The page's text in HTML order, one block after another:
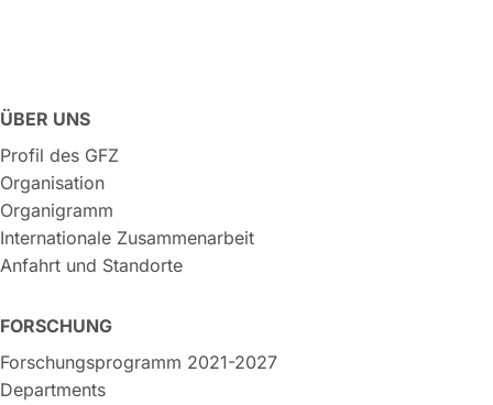
ÜBER UNS
Profil des GFZ
Organisation
Organigramm
Internationale Zusammenarbeit
Anfahrt und Standorte
FORSCHUNG
Forschungsprogramm 2021-2027
Departments